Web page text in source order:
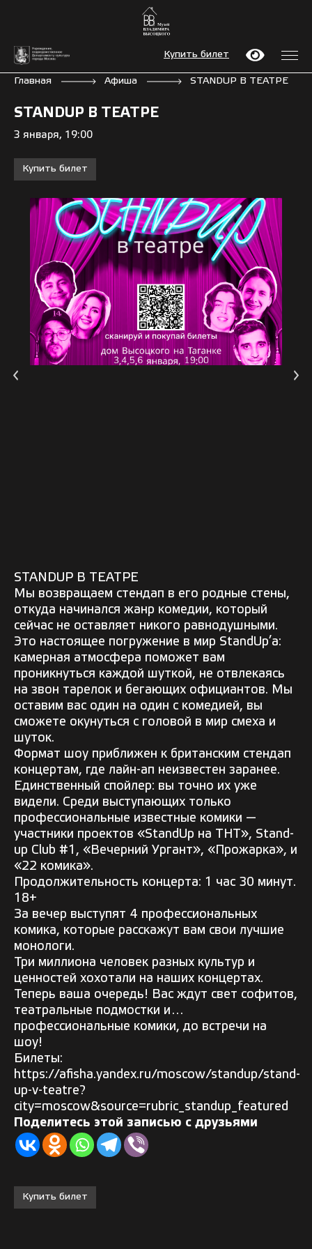
Купить билет
Главная Афиша STANDUP В ТЕАТРЕ
STANDUP В ТЕАТРЕ
3 января, 19:00
Купить билет
STANDUP В ТЕАТРЕ
Мы возвращаем стендап в его родные стены,
откуда начинался жанр комедии, который
сейчас не оставляет никого равнодушными.
Это настоящее погружение в мир StandUp’a:
камерная атмосфера поможет вам
проникнуться каждой шуткой, не отвлекаясь
на звон тарелок и бегающих официантов. Мы
оставим вас один на один с комедией, вы
сможете окунуться с головой в мир смеха и
шуток.
Формат шоу приближен к британским стендап
концертам, где лайн-ап неизвестен заранее.
Единственный спойлер: вы точно их уже
видели. Среди выступающих только
профессиональные известные комики —
участники проектов «StandUp на ТНТ», Stand-
up Club #1, «Вечерний Ургант», «Прожарка», и
«22 комика».
Продолжительность концерта: 1 час 30 минут.
18+
За вечер выступят 4 профессиональных
комика, которые расскажут вам свои лучшие
монологи.
Три миллиона человек разных культур и
ценностей хохотали на наших концертах.
Теперь ваша очередь! Вас ждут свет софитов,
театральные подмостки и…
профессиональные комики, до встречи на
шоу!
Билеты:
https://afisha.yandex.ru/moscow/standup/stand-
up-v-teatre?
city=moscow&source=rubric_standup_featured
Поделитесь этой записью с друзьями
Купить билет